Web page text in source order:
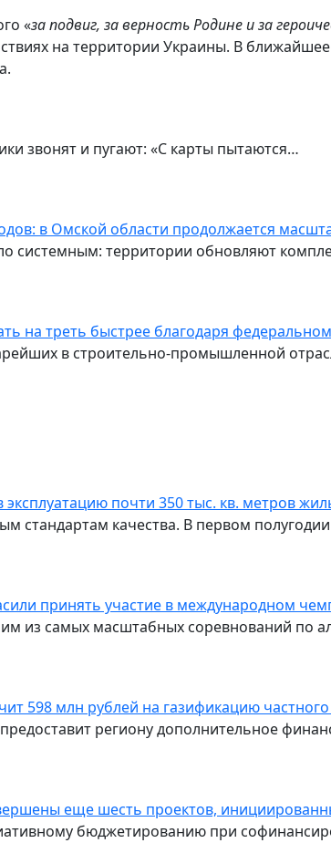
«за подвиг, за верность Родине и за
на территории Украины. В
и пугают: «С карты пытаются…
в Омской области продолжается
системным: территории обновляют
на треть быстрее благодаря
в строительно‑промышленной
почти 350 тыс. кв. метров
стандартам качества. В первом
принять участие в международном
из самых масштабных соревнований по
598 млн рублей на газификацию частного
региону дополнительное
еще шесть проектов,
бюджетированию при